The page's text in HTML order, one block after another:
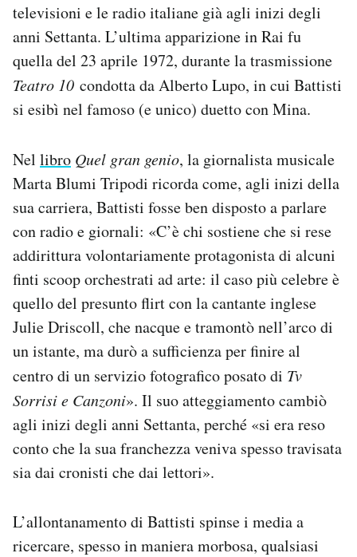
televisioni e le radio italiane già agli inizi degli
anni Settanta. L’ultima apparizione in Rai fu
quella del 23 aprile 1972, durante la trasmissione
Teatro 10 condotta da Alberto Lupo, in cui Battisti
si esibì nel famoso (e unico) duetto con Mina.
Nel libro Quel gran genio, la giornalista musicale
Marta Blumi Tripodi ricorda come, agli inizi della
sua carriera, Battisti fosse ben disposto a parlare
con radio e giornali: «C’è chi sostiene che si rese
addirittura volontariamente protagonista di alcuni
finti scoop orchestrati ad arte: il caso più celebre è
quello del presunto flirt con la cantante inglese
Julie Driscoll, che nacque e tramontò nell’arco di
un istante, ma durò a sufficienza per finire al
centro di un servizio fotografico posato di Tv
Sorrisi e Canzoni». Il suo atteggiamento cambiò
agli inizi degli anni Settanta, perché «si era reso
conto che la sua franchezza veniva spesso travisata
sia dai cronisti che dai lettori».
L’allontanamento di Battisti spinse i media a
ricercare, spesso in maniera morbosa, qualsiasi